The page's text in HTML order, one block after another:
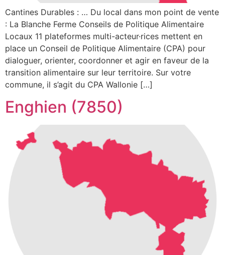
Cantines Durables : … Du local dans mon point de vente
: La Blanche Ferme Conseils de Politique Alimentaire
Locaux 11 plateformes multi-acteur·rices mettent en
place un Conseil de Politique Alimentaire (CPA) pour
dialoguer, orienter, coordonner et agir en faveur de la
transition alimentaire sur leur territoire. Sur votre
commune, il s’agit du CPA Wallonie […]
Enghien (7850)